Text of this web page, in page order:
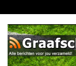
naar
inhoud